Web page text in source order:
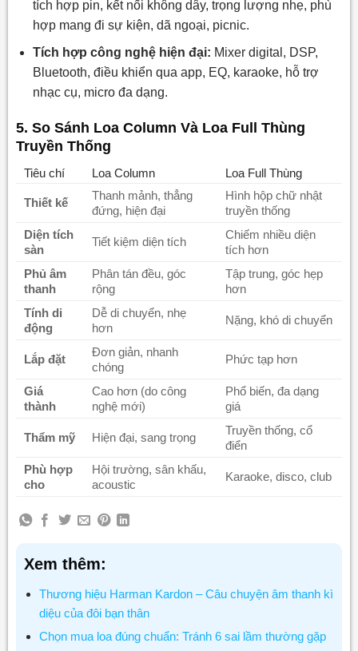
tích hợp pin, kết nối không dây, trọng lượng nhẹ, phù
hợp mang đi sự kiện, dã ngoại, picnic.
Tích hợp công nghệ hiện đại: Mixer digital, DSP,
Bluetooth, điều khiển qua app, EQ, karaoke, hỗ trợ
nhạc cụ, micro đa dạng.
5. So Sánh Loa Column Và Loa Full Thùng
Truyền Thống
Tiêu chí Loa Column Loa Full Thùng
Thiết kế
Thanh mảnh, thẳng
đứng, hiện đại
Hình hộp chữ nhật
truyền thống
Diện tích
sàn
Tiết kiệm diện tích
Chiếm nhiều diện
tích hơn
Phủ âm
thanh
Phân tán đều, góc
rộng
Tập trung, góc hẹp
hơn
Tính di
động
Dễ di chuyển, nhẹ
hơn
Nặng, khó di chuyển
Lắp đặt
Đơn giản, nhanh
chóng
Phức tạp hơn
Giá
thành
Cao hơn (do công
nghệ mới)
Phổ biến, đa dạng
giá
Thẩm mỹ Hiện đại, sang trọng
Truyền thống, cổ
điển
Phù hợp
cho
Hội trường, sân khấu,
acoustic
Karaoke, disco, club
Xem thêm:
Thương hiệu Harman Kardon – Câu chuyện âm thanh kì
diệu của đôi bạn thân
Chọn mua loa đúng chuẩn: Tránh 6 sai lầm thường gặp